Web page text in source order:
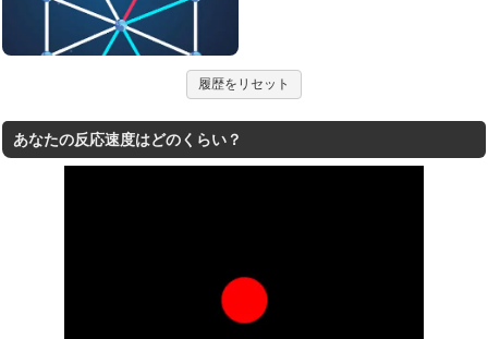
履歴をリセット
あなたの反応速度はどのくらい？